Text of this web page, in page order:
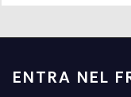
ENTRA NEL